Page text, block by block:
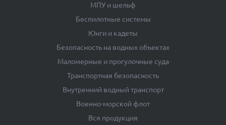
МПУ и шельф
Беспилотные системы
Юнги и кадеты
Безопасность на водных объектах
Маломерные и прогулочные суда
Транспортная безопасность
Внутренний водный транспорт
Военно-морской флот
Вся продукция